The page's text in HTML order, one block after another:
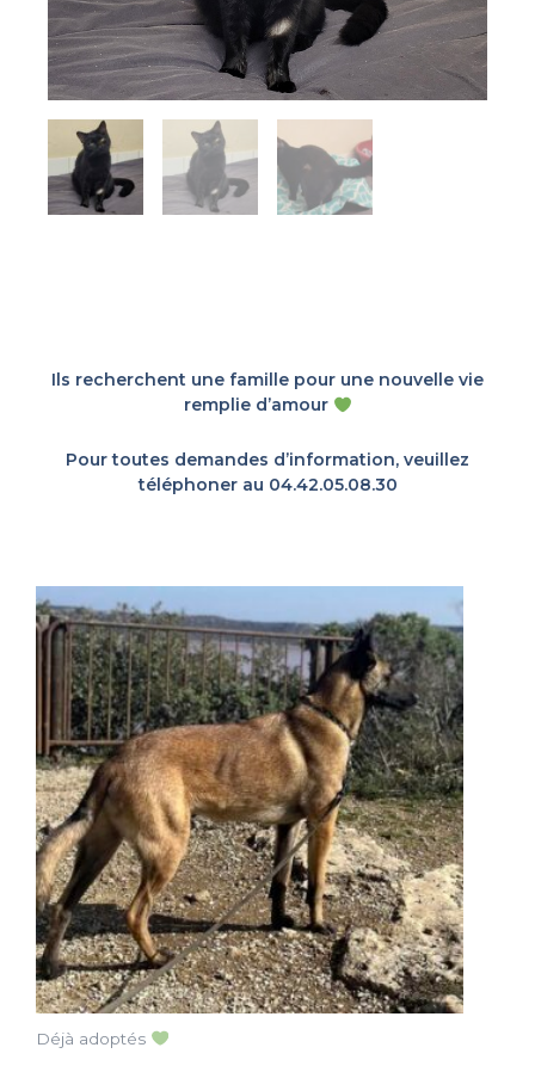
Ils recherchent une famille pour une nouvelle vie
remplie d’amour
Pour toutes demandes d’information, veuillez
téléphoner au 04.42.05.08.30
Déjà adoptés